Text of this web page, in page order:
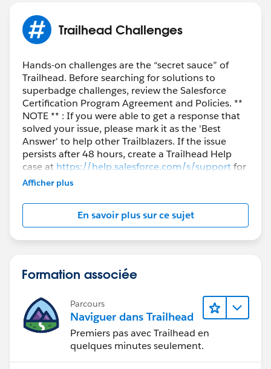
Trailhead Challenges
Hands-on challenges are the “secret sauce” of
Trailhead. Before searching for solutions to
superbadge challenges, review the Salesforce
Certification Program Agreement and Policies. **
NOTE ** : If you were able to get a response that
solved your issue, please mark it as the 'Best
Answer' to help other Trailblazers. If the issue
persists after 48 hours, create a Trailhead Help
case at https://help.salesforce.com/s/supportfor
further assistance.
Afficher plus
En savoir plus sur ce sujet
Formation associée
Parcours
Naviguer dans Trailhead
Premiers pas avec Trailhead en
quelques minutes seulement.